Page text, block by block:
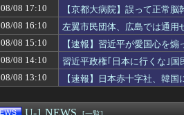
【悲報】競艇に8億6000万円つぎ込んだ税
スパロボ信者「Vチューバーとかいうチー
冷やし中華めんどくさかったら、具材その
【ラブライブ！】LuckyFes'26は無料で配
初の日本代表で感情爆発「使わないんだっ
五百城茉央、太ももが性的すぎんだろ・・
【遊戯王OCG情報】「古の秘儀」裁定
外国人「なぜ未だに日本に移住したがる若
08/08 17:10
【京都大病院】誤って正常
08/08 16:10
左翼市民団体、広島では通
シらが広島県民じゃ」
08/08 15:10
【速報】習近平が愛国心を
撃！
08/08 14:10
習近平政権｢日本に行くな｣
08/08 13:10
【速報】日本赤十字社、韓
U-1 NEWS.